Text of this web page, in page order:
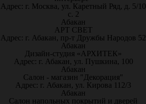
Адрес: г. Москва, ул. Каретный Ряд, д. 5/10
с. 2
Абакан
АРТ СВЕТ
Адрес: г. Абакан, пр-т Дружбы Народов 52
Абакан
Дизайн-студия «АРХИТЕК»
Адрес: г. Абакан, ул. Пушкина, 100
Абакан
Салон - магазин "Декорация"
Адрес: г. Абакан, ул. Кирова 112/3
Абакан
Салон напольных покрытий и дверей